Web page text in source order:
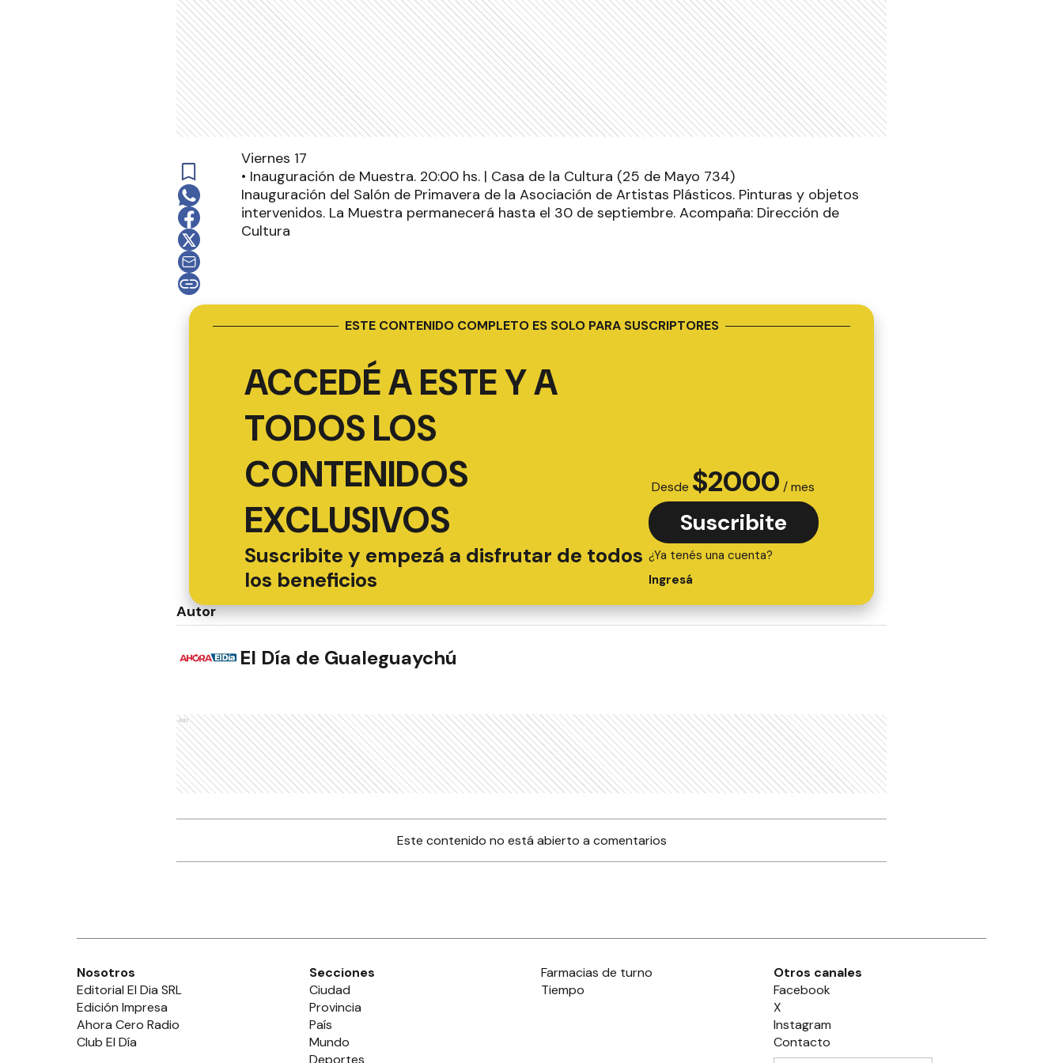
Viernes 17
• Inauguración de Muestra. 20:00 hs. | Casa de la Cultura (25 de Mayo 734)
Inauguración del Salón de Primavera de la Asociación de Artistas Plásticos. Pinturas y objetos
intervenidos. La Muestra permanecerá hasta el 30 de septiembre. Acompaña: Dirección de
Cultura
ESTE CONTENIDO COMPLETO ES SOLO PARA SUSCRIPTORES
ACCEDÉ A ESTE Y A
TODOS LOS
CONTENIDOS
EXCLUSIVOS
Suscribite y empezá a disfrutar de todos
los beneficios
Desde $2000 / mes
Suscribite
¿Ya tenés una cuenta?
Ingresá
Autor
El Día de Gualeguaychú
Ads
Este contenido no está abierto a comentarios
Nosotros
Editorial El Dia SRL
Edición Impresa
Ahora Cero Radio
Club El Día
Secciones
Ciudad
Provincia
País
Mundo
Deportes
Farmacias de turno
Tiempo
Otros canales
Facebook
X
Instagram
Contacto